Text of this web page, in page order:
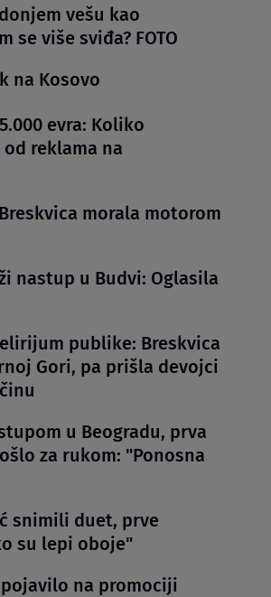
vešu kao
više sviđa? FOTO
na Kosovo
evra: Koliko
reklama na
morala motorom
nastup u Budvi: Oglasila
publike: Breskvica
Gori, pa prišla devojci
u Beogradu, prva
za rukom: "Ponosna
snimili duet, prve
su lepi oboje"
na promociji